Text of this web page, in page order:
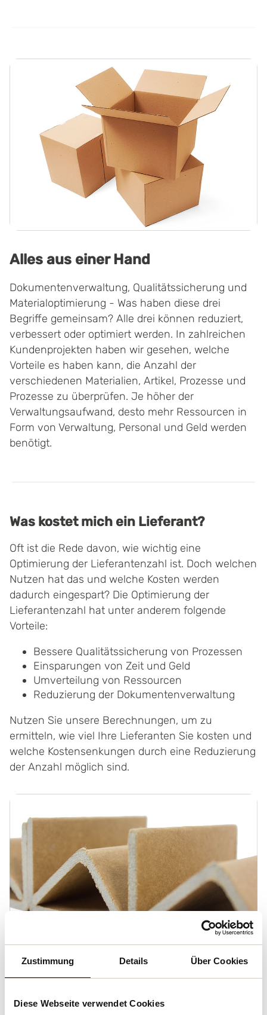
Zustimmung Details Über Cookies
Diese Webseite verwendet Cookies
Alles aus einer Hand
Dokumentenverwaltung, Qualitätssicherung und
Materialoptimierung - Was haben diese drei
Begriffe gemeinsam? Alle drei können reduziert,
verbessert oder optimiert werden. In zahlreichen
Kundenprojekten haben wir gesehen, welche
Vorteile es haben kann, die Anzahl der
verschiedenen Materialien, Artikel, Prozesse und
Prozesse zu überprüfen. Je höher der
Verwaltungsaufwand, desto mehr Ressourcen in
Form von Verwaltung, Personal und Geld werden
benötigt.
Was kostet mich ein Lieferant?
Oft ist die Rede davon, wie wichtig eine
Optimierung der Lieferantenzahl ist. Doch welchen
Nutzen hat das und welche Kosten werden
dadurch eingespart? Die Optimierung der
Lieferantenzahl hat unter anderem folgende
Vorteile:
Bessere Qualitätssicherung von Prozessen
Einsparungen von Zeit und Geld
Umverteilung von Ressourcen
Reduzierung der Dokumentenverwaltung
Nutzen Sie unsere Berechnungen, um zu
ermitteln, wie viel Ihre Lieferanten Sie kosten und
welche Kostensenkungen durch eine Reduzierung
der Anzahl möglich sind.